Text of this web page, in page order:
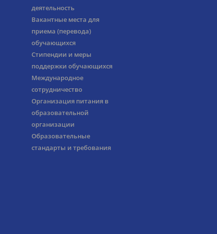
деятельность
Вакантные места для
приема (перевода)
обучающихся
Стипендии и меры
поддержки обучающихся
Международное
сотрудничество
Организация питания в
образовательной
организации
Образовательные
стандарты и требования